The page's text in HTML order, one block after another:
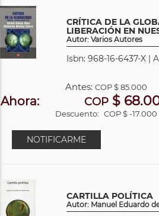
CRÍTICA DE LA
LIBERACIÓN EN
Autor: Varios Autores
Isbn: 968-16-6437-X |
Antes:COP$ 85.000
Ahora: COP $
Descuento: COP $ -17.000
NOTIFICARME
CARTILLA POLÍTICA
Autor: Manuel Eduardo